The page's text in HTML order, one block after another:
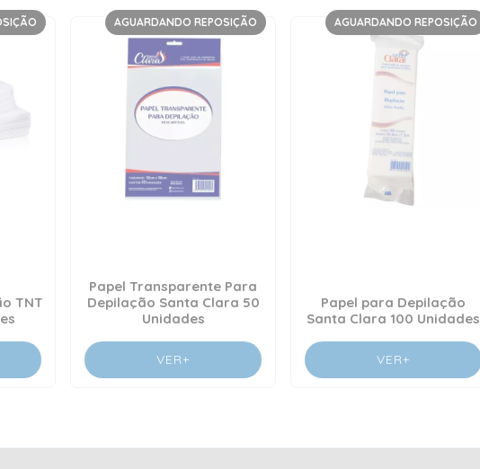
TNT
AGUARDANDO REPOSIÇÃO
Papel Transparente Para
Depilação Santa Clara 50
Unidades
VER+
AGUARDANDO REPOSIÇÃO
Papel para Depilação
Santa Clara 100 Unidades
VER+